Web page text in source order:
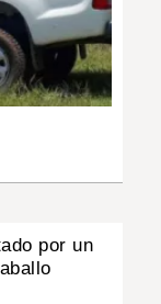
por un